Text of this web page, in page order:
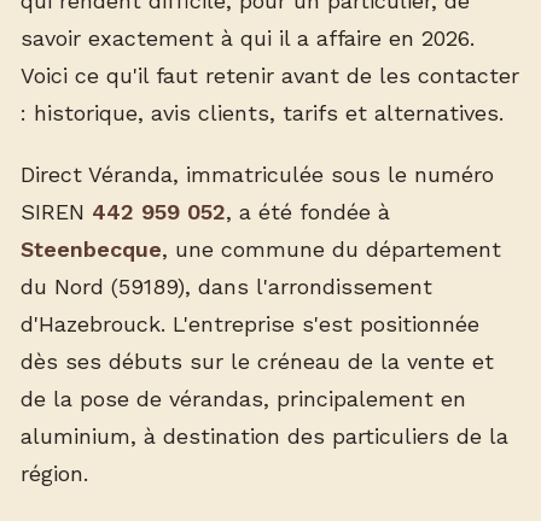
savoir exactement à qui il a affaire en 2026.
Voici ce qu'il faut retenir avant de les contacter
: historique, avis clients, tarifs et alternatives.
Direct Véranda, immatriculée sous le numéro
SIREN 442 959 052, a été fondée à
Steenbecque, une commune du département
du Nord (59189), dans l'arrondissement
d'Hazebrouck. L'entreprise s'est positionnée
dès ses débuts sur le créneau de la vente et
de la pose de vérandas, principalement en
aluminium, à destination des particuliers de la
région.